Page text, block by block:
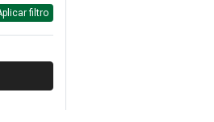
filtro